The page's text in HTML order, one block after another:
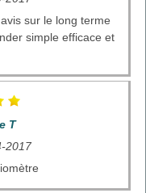
sur le long terme
simple efficace et
T
2017